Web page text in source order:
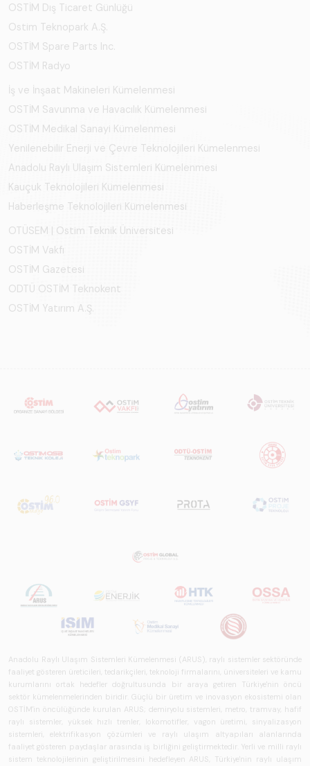
OSTİM Dış Ticaret Günlüğü
Ostim Teknopark A.Ş.
OSTİM Spare Parts Inc.
OSTİM Radyo
İş ve İnşaat Makineleri Kümelenmesi
OSTİM Savunma ve Havacılık Kümelenmesi
OSTİM Medikal Sanayi Kümelenmesi
Yenilenebilir Enerji ve Çevre Teknolojileri Kümelenmesi
Anadolu Raylı Ulaşım Sistemleri Kümelenmesi
Kauçuk Teknolojileri Kümelenmesi
Haberleşme Teknolojileri Kümelenmesi
OTÜSEM | Ostim Teknik Üniversitesi
OSTİM Vakfı
OSTİM Gazetesi
ODTÜ OSTİM Teknokent
OSTİM Yatırım A.Ş.
Anadolu Raylı Ulaşım Sistemleri Kümelenmesi (ARUS), raylı sistemler sektöründe
faaliyet gösteren üreticileri, tedarikçileri, teknoloji firmalarını, üniversiteleri ve kamu
kurumlarını ortak hedefler doğrultusunda bir araya getiren Türkiye'nin öncü
sektör kümelenmelerinden biridir. Güçlü bir üretim ve inovasyon ekosistemi olan
OSTİM'in öncülüğünde kurulan ARUS; demiryolu sistemleri, metro, tramvay, hafif
raylı sistemler, yüksek hızlı trenler, lokomotifler, vagon üretimi, sinyalizasyon
sistemleri, elektrifikasyon çözümleri ve raylı ulaşım altyapıları alanlarında
faaliyet gösteren paydaşlar arasında iş birliğini geliştirmektedir. Yerli ve milli raylı
sistem teknolojilerinin geliştirilmesini hedefleyen ARUS, Türkiye'nin raylı ulaşım